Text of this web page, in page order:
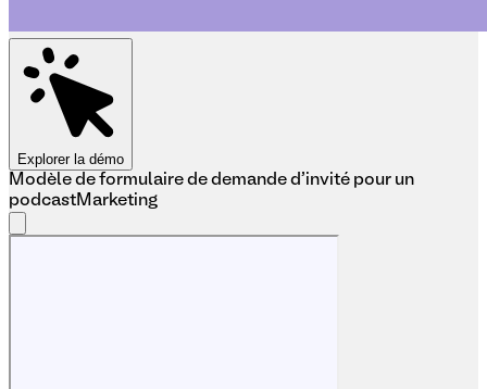
Explorer la démo
Modèle de formulaire de demande d'invité pour un
podcast Marketing